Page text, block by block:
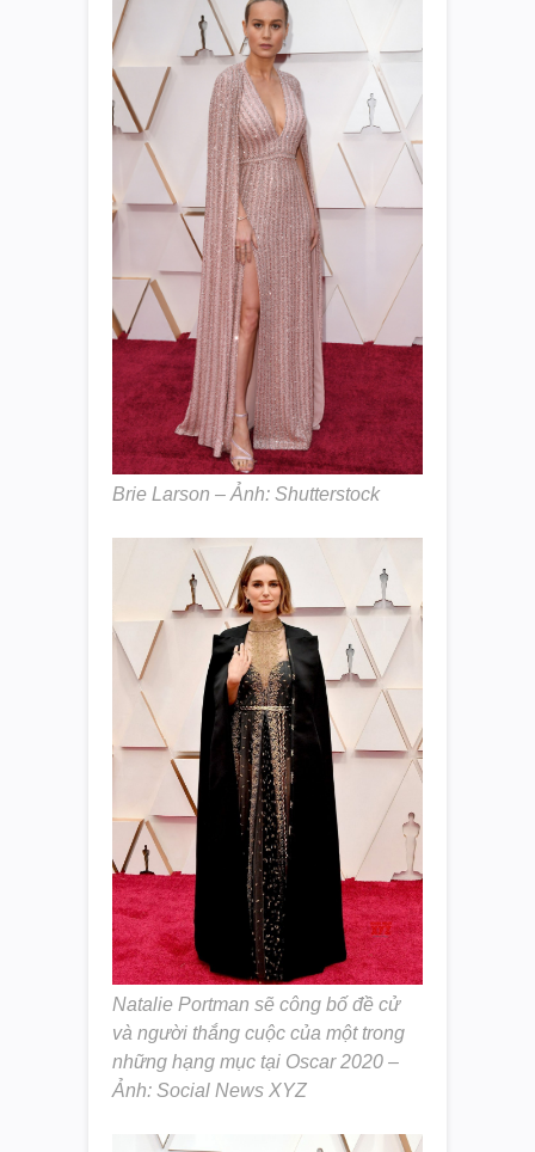
Brie Larson – Ảnh: Shutterstock
Natalie Portman sẽ công bố đề cử
và người thắng cuộc của một trong
những hạng mục tại Oscar 2020 –
Ảnh: Social News XYZ